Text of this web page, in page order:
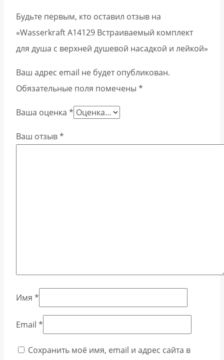
Будьте первым, кто оставил отзыв на
«Wasserkraft A14129 Встраиваемый комплект
для душа с верхней душевой насадкой и лейкой»
Ваш адрес email не будет опубликован.
Обязательные поля помечены *
Ваша оценка *
Ваш отзыв*
Имя *
Email *
Сохранить моё имя, email и адрес сайта в